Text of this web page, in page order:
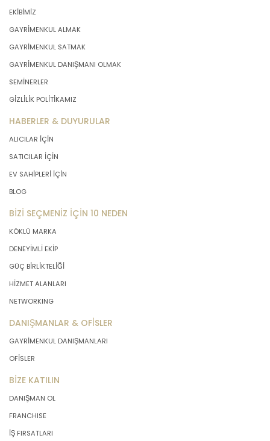
EKİBİMİZ
GAYRİMENKUL ALMAK
GAYRİMENKUL SATMAK
GAYRİMENKUL DANIŞMANI OLMAK
SEMİNERLER
GİZLİLİK POLİTİKAMIZ
HABERLER & DUYURULAR
ALICILAR İÇİN
SATICILAR İÇİN
EV SAHİPLERİ İÇİN
BLOG
BİZİ SEÇMENİZ İÇİN 10 NEDEN
KÖKLÜ MARKA
DENEYİMLİ EKİP
GÜÇ BİRLİKTELİĞİ
HİZMET ALANLARI
NETWORKING
DANIŞMANLAR & OFİSLER
GAYRİMENKUL DANIŞMANLARI
OFİSLER
BİZE KATILIN
DANIŞMAN OL
FRANCHISE
İŞ FIRSATLARI